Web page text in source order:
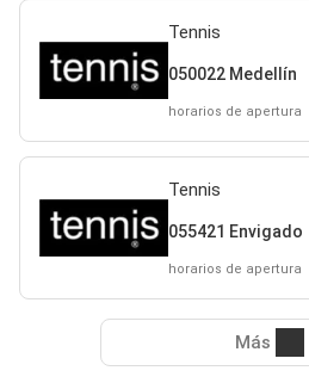
Tennis
050022 Medellín
horarios de apertura
Tennis
055421 Envigado
horarios de apertura
Más